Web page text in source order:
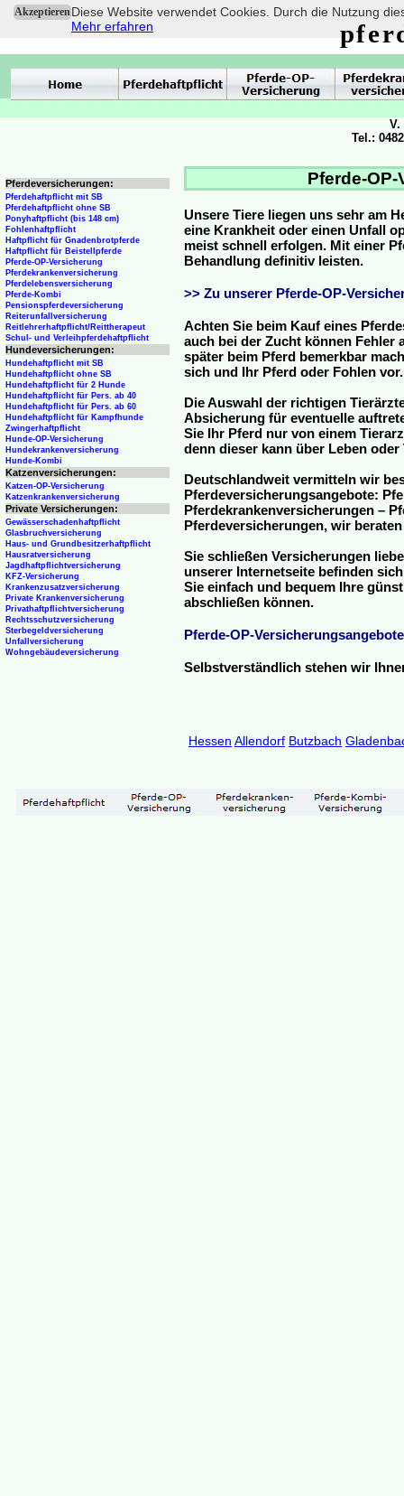
AkzeptierenDiese Website verwendet Cookies. Durch die Nutzung
Mehr erfahren
Pferde-
Unsere Tiere liegen uns sehr am
eine Krankheit oder einen Unfall
meist schnell erfolgen. Mit einer
Behandlung definitiv leisten.
>> Zu unserer Pferde-OP-
Achten Sie beim Kauf eines
auch bei der Zucht können Fehler
später beim Pferd bemerkbar
sich und Ihr Pferd oder Fohlen vor.
Die Auswahl der richtigen
Absicherung für eventuelle
Sie Ihr Pferd nur von einem
denn dieser kann über Leben
Deutschlandweit vermitteln wir
Pferdeversicherungsangebote:
Pferdekrankenversicherungen –
Pferdeversicherungen, wir
Sie schließen Versicherungen
unserer Internetseite befinden
Sie einfach und bequem Ihre
abschließen können.
Pferde-OP-Versicherungsangebote
Selbstverständlich stehen wir
Pferdeversicherungen:
Pferdehaftpflicht mit SB
Pferdehaftpflicht ohne SB
Ponyhaftpflicht (bis 148 cm)
Fohlenhaftpflicht
Haftpflicht für Gnadenbrotpferde
Haftpflicht für Beistellpferde
Pferde-OP-Versicherung
Pferdekrankenversicherung
Pferdelebensversicherung
Pferde-Kombi
Pensionspferdeversicherung
Reiterunfallversicherung
Reitlehrerhaftpflicht/Reittherapeut
Schul- und Verleihpferdehaftpflicht
Hundeversicherungen:
Hundehaftpflicht mit SB
Hundehaftpflicht ohne SB
Hundehaftpflicht für 2 Hunde
Hundehaftpflicht für Pers. ab 40
Hundehaftpflicht für Pers. ab 60
Hundehaftpflicht für Kampfhunde
Zwingerhaftpflicht
Hunde-OP-Versicherung
Hundekrankenversicherung
Hunde-Kombi
Katzenversicherungen:
Katzen-OP-Versicherung
Katzenkrankenversicherung
Private Versicherungen:
Gewässerschadenhaftpflicht
Glasbruchversicherung
Haus- und Grundbesitzerhaftpflicht
Hausratversicherung
Jagdhaftpflichtversicherung
KFZ-Versicherung
Krankenzusatzversicherung
Private Krankenversicherung
Privathaftpflichtversicherung
Rechtsschutzversicherung
Sterbegeldversicherung
Unfallversicherung
Wohngebäudeversicherung
V.
Tel.:
Hessen Allendorf Butzbach